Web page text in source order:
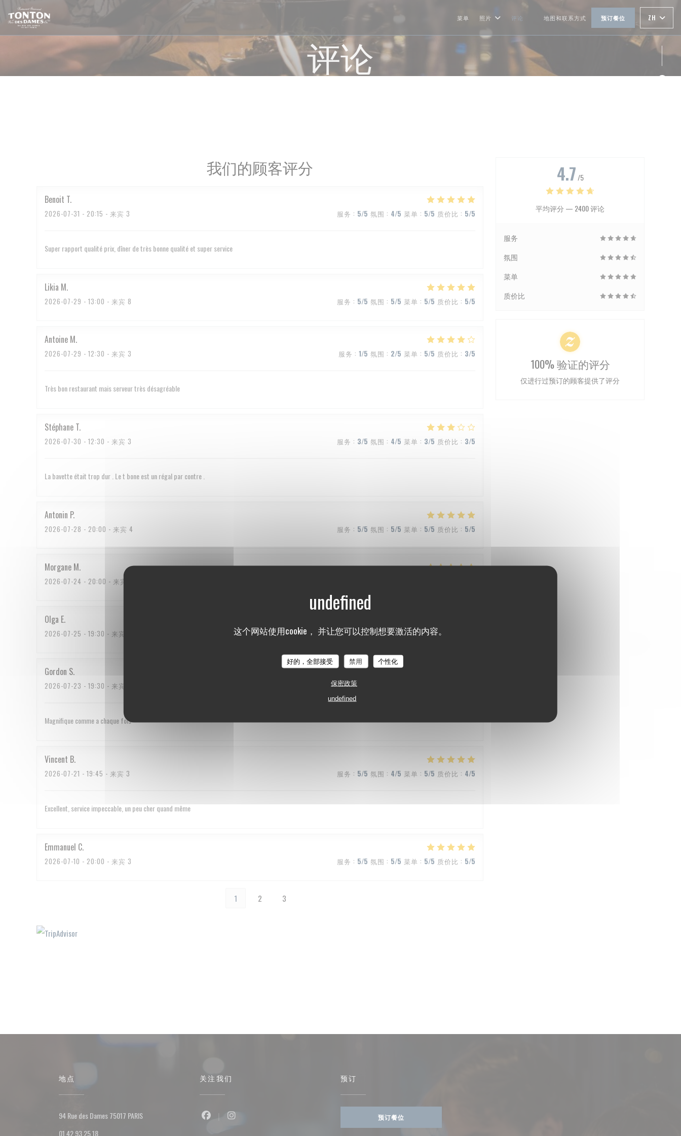
Cookie管理面板
这个网站使用cookie， 并让您可以控制想要激活的内容。
好的，全部接受 禁用 个性化
保密政策
undefined
菜单 照片 评论
((在新窗口中打开))
地图和联系方式 预订餐位 ZH
评论
我们的顾客评分
Benoit T
2026-07-31 - 20:15 - 来宾 3 服务 : 5/5 氛围 : 4/5 菜单 : 5/5 质价比 : 5/5
Super rapport qualité prix, dîner de très bonne qualité et super service
Likia M
2026-07-29 - 13:00 - 来宾 8 服务 : 5/5 氛围 : 5/5 菜单 : 5/5 质价比 : 5/5
Antoine M
2026-07-29 - 12:30 - 来宾 3 服务 : 1/5 氛围 : 2/5 菜单 : 5/5 质价比 : 3/5
Très bon restaurant mais serveur très désagréable
Stéphane T
2026-07-30 - 12:30 - 来宾 3 服务 : 3/5 氛围 : 4/5 菜单 : 3/5 质价比 : 3/5
La bavette était trop dur . Le t bone est un régal par contre .
Antonin P
2026-07-28 - 20:00 - 来宾 4 服务 : 5/5 氛围 : 5/5 菜单 : 5/5 质价比 : 5/5
Morgane M
2026-07-24 - 20:00 - 来宾 3
Olga E
2026-07-25 - 19:30 - 来宾 2 服务 : 4/5 氛围: 4/5 菜单: 5/5 质价比
Gordon S
2026-07-23 - 19:30 - 来宾 2 服务:
Magnifique comme a chaque fois
Vincent B
2026-07-21 - 19:45 - 来宾 3 服务 : 5/5 氛围 : 4/5 菜单 : 5/5 质价比 : 4/5
Excellent, service impeccable, un peu cher quand même
Emmanuel C
2026-07-10 - 20:00 - 来宾 3 服务 : 5/5 氛围 : 5/5 菜单 : 5/5 质价比 : 5/5
1 2 3
4.7 /5
平均评分 — 2400 评论
服务
氛围
菜单
质价比
100% 验证的评分
仅进行过预订的顾客提供了评分
地点
94 Rue des Dames 75017 PARIS((在新窗口中打开))
01 42 93 25 18
关注我们
Facebook ((在新窗口中打开))
预订
预订餐位